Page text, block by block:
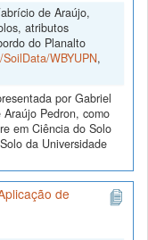
de Araújo,
atributos
do Planalto
WBYUPN,
por Gabriel
Pedron, como
em Ciência do Solo
da Universidade
de